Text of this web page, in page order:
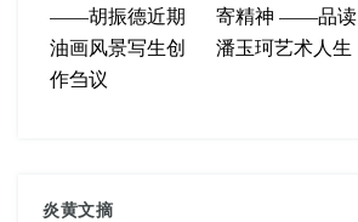
——胡振德近期
油画风景写生创
作刍议
寄精神 ——品读
潘玉珂艺术人生
炎黄文摘